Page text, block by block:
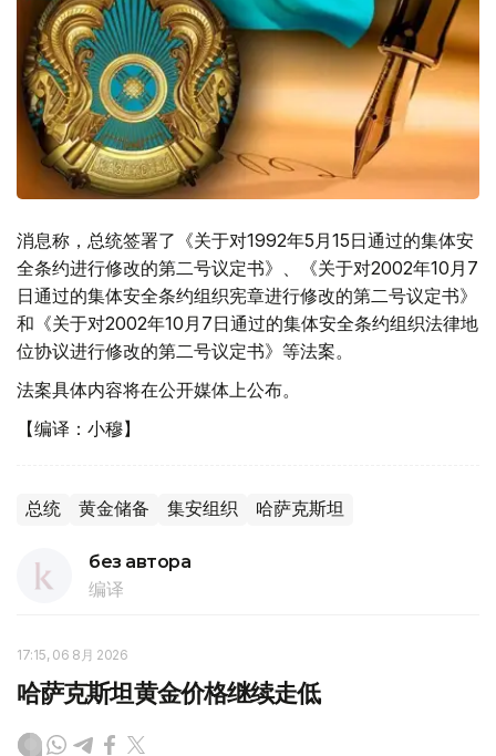
消息称，总统签署了《关于对1992年5月15日通过的集体安
全条约进行修改的第二号议定书》、《关于对2002年10月7
日通过的集体安全条约组织宪章进行修改的第二号议定书》
和《关于对2002年10月7日通过的集体安全条约组织法律地
位协议进行修改的第二号议定书》等法案。
法案具体内容将在公开媒体上公布。
【编译：小穆】
总统 黄金储备 集安组织 哈萨克斯坦
без автора
编译
17:15, 06 8月 2026
哈萨克斯坦黄金价格继续走低